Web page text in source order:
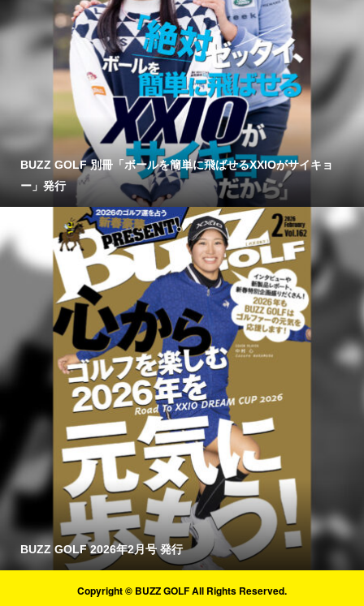
BUZZ GOLF 別冊「ボールを簡単に飛ばせるXXIOがサイキョ
ー」発行
BUZZ GOLF 2026年2月号 発行
Copyright © BUZZ GOLF All Rights Reserved.